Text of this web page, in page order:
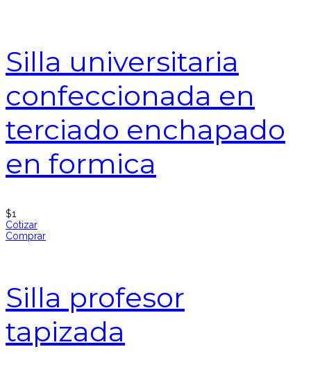
Silla universitaria
confeccionada en
terciado enchapado
en formica
$1
Cotizar
Comprar
Silla profesor
tapizada